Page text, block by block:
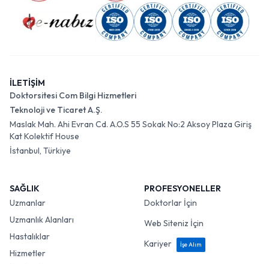
İLETİŞİM
Doktorsitesi Com Bilgi Hizmetleri
Teknoloji ve Ticaret A.Ş.
Maslak Mah. Ahi Evran Cd. A.O.S 55 Sokak No:2 Aksoy Plaza Giriş
Kat Kolektif House
İstanbul, Türkiye
SAĞLIK
Uzmanlar
Uzmanlık Alanları
Hastalıklar
Hizmetler
PROFESYONELLER
Doktorlar İçin
Web Siteniz İçin
Kariyer
İşe Alım